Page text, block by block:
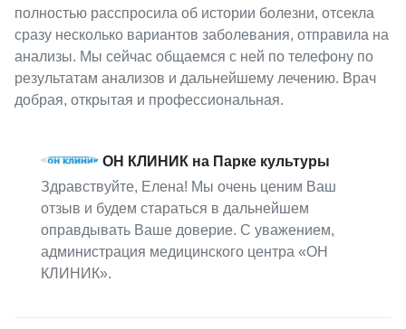
полностью расспросила об истории болезни, отсекла
сразу несколько вариантов заболевания, отправила на
анализы. Мы сейчас общаемся с ней по телефону по
результатам анализов и дальнейшему лечению. Врач
добрая, открытая и профессиональная.
ОН КЛИНИК на Парке культуры
Здравствуйте, Елена! Мы очень ценим Ваш
отзыв и будем стараться в дальнейшем
оправдывать Ваше доверие. С уважением,
администрация медицинского центра «ОН
КЛИНИК».